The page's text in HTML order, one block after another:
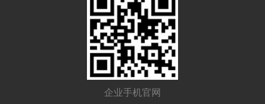
企业手机官网